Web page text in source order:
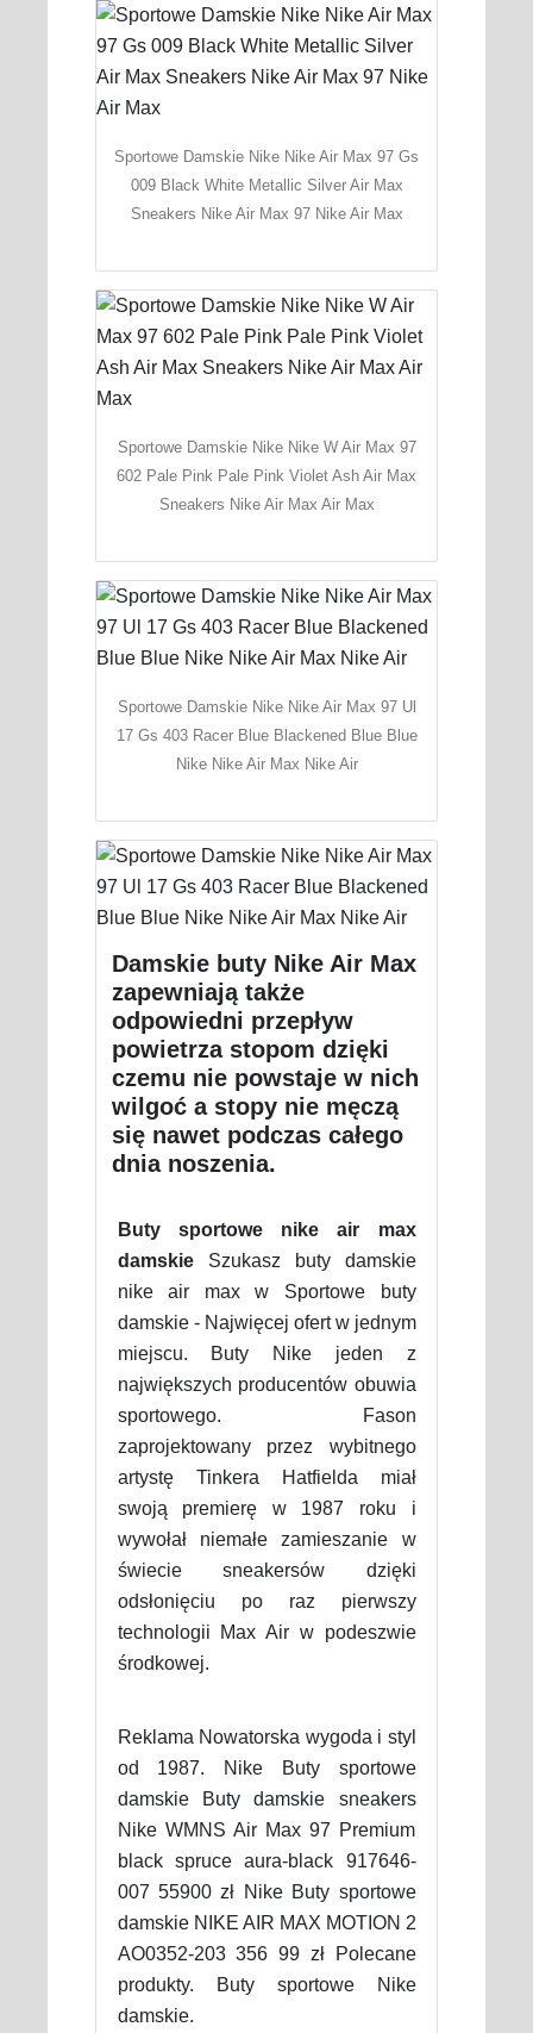
Sportowe Damskie Nike Nike Air Max 97 Gs
009 Black White Metallic Silver Air Max
Sneakers Nike Air Max 97 Nike Air Max
Sportowe Damskie Nike Nike W Air Max 97
602 Pale Pink Pale Pink Violet Ash Air Max
Sneakers Nike Air Max Air Max
Sportowe Damskie Nike Nike Air Max 97 Ul
17 Gs 403 Racer Blue Blackened Blue Blue
Nike Nike Air Max Nike Air
Damskie buty Nike Air Max
zapewniają także
odpowiedni przepływ
powietrza stopom dzięki
czemu nie powstaje w nich
wilgoć a stopy nie męczą
się nawet podczas całego
dnia noszenia.
Buty sportowe nike air max
damskieSzukasz buty damskie
nike air max w Sportowe buty
damskie - Najwięcej ofert w jednym
miejscu. Buty Nike jeden z
największych producentów obuwia
sportowego. Fason
zaprojektowany przez wybitnego
artystę Tinkera Hatfielda miał
swoją premierę w 1987 roku i
wywołał niemałe zamieszanie w
świecie sneakersów dzięki
odsłonięciu po raz pierwszy
technologii Max Air w podeszwie
środkowej.
Reklama Nowatorska wygoda i styl
od 1987. Nike Buty sportowe
damskie Buty damskie sneakers
Nike WMNS Air Max 97 Premium
black spruce aura-black 917646-
007 55900 zł Nike Buty sportowe
damskie NIKE AIR MAX MOTION 2
AO0352-203 356 99 zł Polecane
produkty. Buty sportowe Nike
damskie.